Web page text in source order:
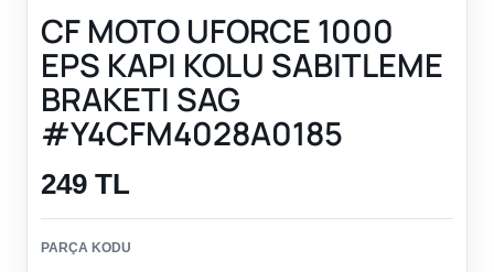
CF MOTO UFORCE 1000
EPS KAPI KOLU SABITLEME
BRAKETI SAG
#Y4CFM4028A0185
249 TL
PARÇA KODU